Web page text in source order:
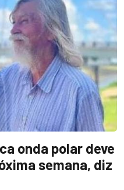
onda polar deve
semana, diz